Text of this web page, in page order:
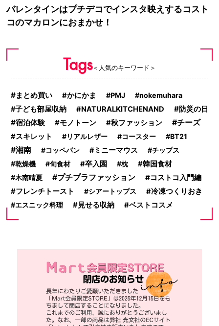
バレンタインはプチデコでインスタ映えするコスト
コのマカロンにおまかせ！
Tags＜人気のキーワード＞
まとめ買い かにかま PMJ nokemuhara
子ども部屋収納 NATURALKITCHENAND
防災の日
宿泊体験
モノトーン 秋ファッション チーズ
スキレット リアルレザー コースター BT21
湘南 コッペパン ミニーマウス
チップス
乾燥機
旬食材 卒入園 枕 韓国食材
木南晴夏 プチプラファッション コストコ入門編
フレンチトースト シアートップス 冷凍つくりおき
エスニック料理 見せる収納 ベストコスメ